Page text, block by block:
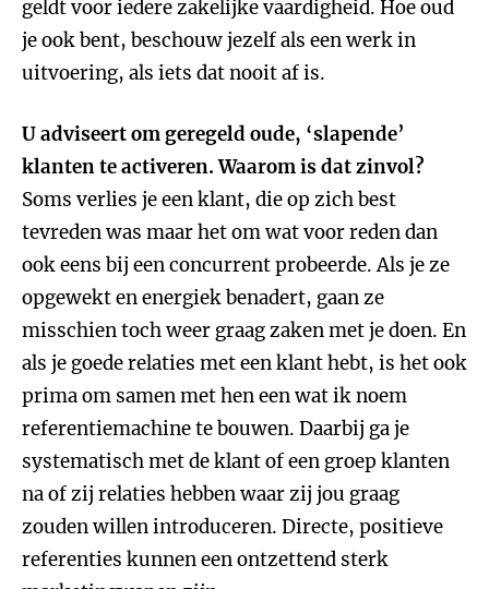
geldt voor iedere zakelijke vaardigheid. Hoe oud
je ook bent, beschouw jezelf als een werk in
uitvoering, als iets dat nooit af is.
U adviseert om geregeld oude, ‘slapende’
klanten te activeren. Waarom is dat zinvol?
Soms verlies je een klant, die op zich best
tevreden was maar het om wat voor reden dan
ook eens bij een concurrent probeerde. Als je ze
opgewekt en energiek benadert, gaan ze
misschien toch weer graag zaken met je doen. En
als je goede relaties met een klant hebt, is het ook
prima om samen met hen een wat ik noem
referentiemachine te bouwen. Daarbij ga je
systematisch met de klant of een groep klanten
na of zij relaties hebben waar zij jou graag
zouden willen introduceren. Directe, positieve
referenties kunnen een ontzettend sterk